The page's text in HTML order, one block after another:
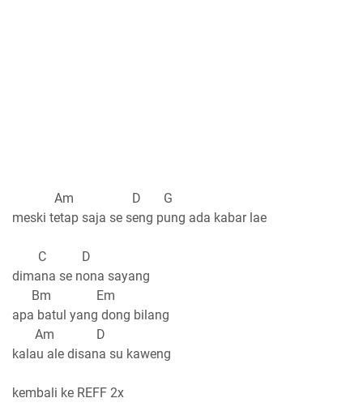
Am D G
meski tetap saja se seng pung ada kabar lae
C D
dimana se nona sayang
Bm Em
apa batul yang dong bilang
Am D
kalau ale disana su kaweng
kembali ke REFF 2x